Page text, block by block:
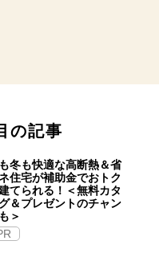
の記事
冬も快適な高断熱＆省
住宅が補助金でおトク
てられる！＜無料カタ
＆プレゼントのチャン
＞